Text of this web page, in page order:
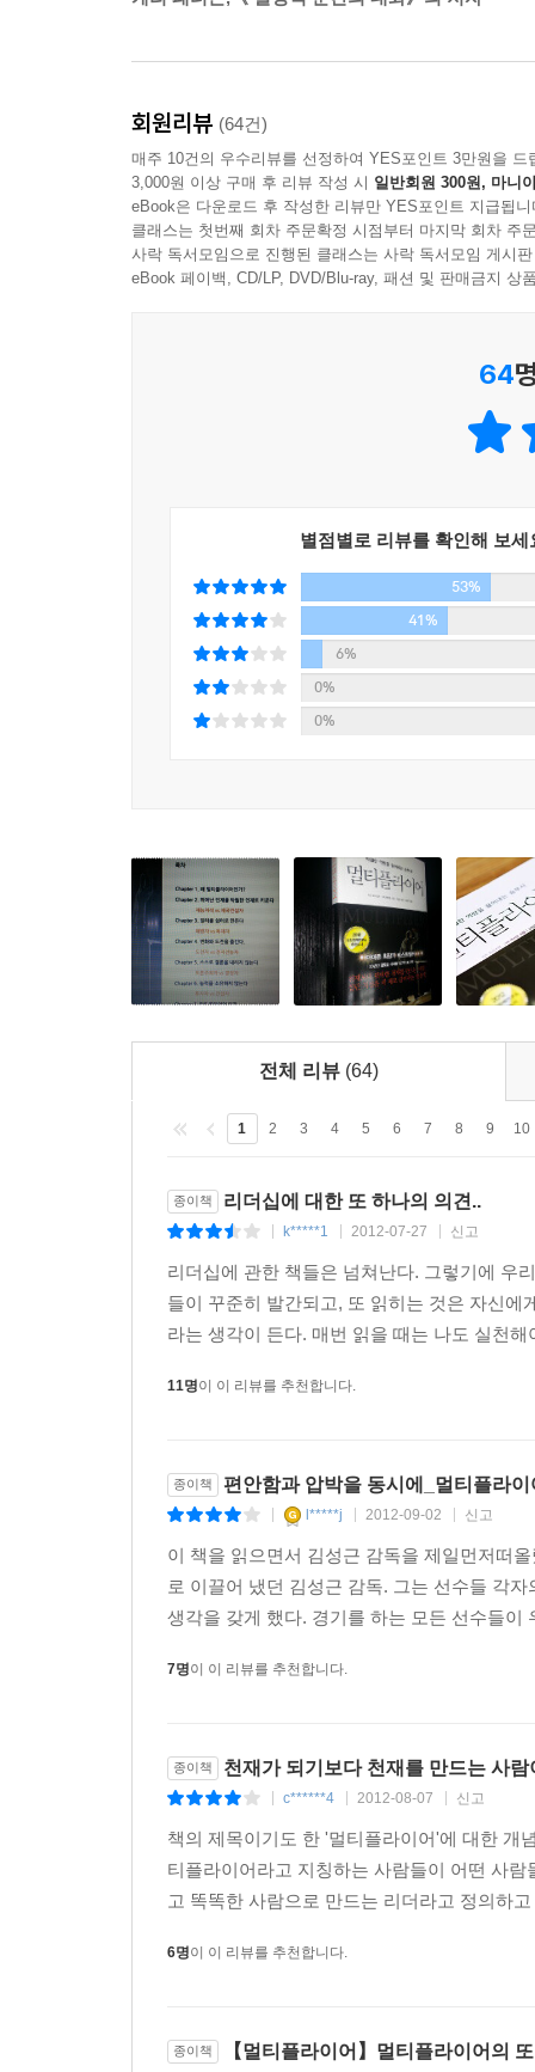
똑똑한 사원’이 되라는 말을 늘 듣기 때문에 아이
으로는 해낼 수 없는 도전에 성공한다. ---
최재는 앞으로 나가 팀에게 몇 가지를 논의하라
을 보라고 권했다. 팀원들은 그의 신선한 관점에
시켜 휴식을 취할 수 있도록 하고 싶었다. 컨설턴
까지야”라고 말한 뒤 현지에게 펜을 넘겼다. 현지
사람, 즉 ‘멀티플라이어’인 것이다.
새로운 인재상인 멀티플라이어. 그러나 세상에 태
스티븐 스필버그(Steven Spielberg)는 다른 감독
수익’을 올리는 성공을 이룰 수 있었다. 스필버
괴롭힘을 당한 아픔과 관계가 있다.
어린 시절 스필벌레(Spielbug)라는 별명을 가졌
한다는 말은 당연하다고 받아들였지만 인원을
것이기는 하지만 인원이 더 있어야 한다고 건의
그는 “수익이 늘어난다는 것은 사람이 더 필요
생기면 이를 완수하기 위해 더 많은 인적 자원
자원므 더 투자하지 않아도 긍정적인 리더십을
못하는 사람은 꼭 있기 때문이다.
스티븐 스필버그나 팀 쿡은 누구를 만나든 상대
어떻게 조직의 지능과 역량을 촉발시킬 것인가?
찬사를 보냈다. ‘새로운 수요, 불충분한 자원’의
스티븐 코비는 이 책의 가장 큰 장점으로 4가지를
첫째는 미주, 유럽, 아시아와 아프리카를 넘나들
모은 풍부하고 생생한 사례로 가득 차 있다.
둘째, 멀티플라이어와 디미니셔를 실제로 구별
셋째, 책의 범위에 찬사를 보낸다. 이 책은 말
실제적인 지침을 제공한다.
넷째, 시간이 지나도 변하지 않는 원리와 시대를
이 책은 이미 성공한 사람은 물론이고 성공하고
해야 하는지 알려주기 때문이다. 평범한 비즈니
회원리뷰 (64건)
매주 10건의 우수리뷰를 선정하여 YES포인트 3만원을 드
3,000원 이상 구매 후 리뷰 작성 시 일반회원 300원, 마니
eBook은 다운로드 후 작성한 리뷰만 YES포인트 지급됩니
클래스는 첫번째 회차 주문확정 시점부터 마지막 회차 주
사락 독서모임으로 진행된 클래스는 사락 독서모임 게시
eBook 페이백, CD/LP, DVD/Blu-ray, 패션 및 판매금지 상
64
별점별로 리뷰를 확인해 보세
53%
41%
6%
0%
0%
전체 리뷰 (64)
1 2 3 4 5 6 7 8 9 10
종이책 리더십에 대한 또 하나의 의견..
k*****1 2012-07-27 신고
리더십에 관한 책들은 넘쳐난다. 그렇기에 우
들이 꾸준히 발간되고, 또 읽히는 것은 자신
라는 생각이 든다. 매번 읽을 때는 나도 실천
11명이 이 리뷰를 추천합니다.
종이책 편안함과 압박을 동시에_멀티플라이
l*****j 2012-09-02 신고
이 책을 읽으면서 김성근 감독을 제일먼저떠
로 이끌어 냈던 김성근 감독. 그는 선수들 각
생각을 갖게 했다. 경기를 하는 모든 선수들
7명이 이 리뷰를 추천합니다.
종이책 천재가 되기보다 천재를 만드는 사람
c******4 2012-08-07 신고
책의 제목이기도 한 '멀티플라이어'에 대한 개
티플라이어라고 지칭하는 사람들이 어떤 사
고 똑똑한 사람으로 만드는 리더라고 정의하
6명이 이 리뷰를 추천합니다.
종이책 【멀티플라이어】멀티플라이어의